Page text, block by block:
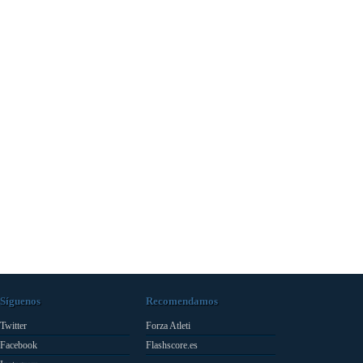
Síguenos
Twitter
Facebook
Recomendamos
Forza Atleti
Flashscore.es